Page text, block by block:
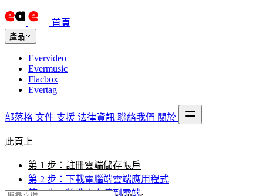
首頁
產品
Evervideo
Evermusic
Flacbox
Evertag
部落格 文件 支援 法律資訊 聯絡我們 關於
此頁上
第 1 步：註冊雲端儲存帳戶
第 2 步：下載電腦端雲端應用程式
第 3 步：將檔案上傳到雲端